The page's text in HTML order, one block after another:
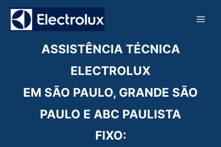
para
ASSISTÊNCIA TÉCNICA
ELECTROLUX
EM SÃO PAULO, GRANDE SÃO
PAULO E ABC PAULISTA
FIXO: